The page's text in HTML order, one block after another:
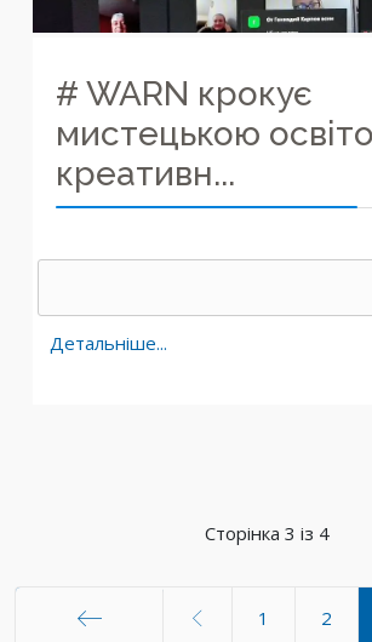
# WARN крокує
мистецькою
креативн...
Детальніше...
Сторінка 3 із 4
1 2